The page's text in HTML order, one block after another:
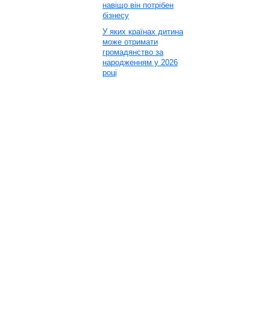
навіщо він потрібен
бізнесу
У яких країнах дитина
може отримати
громадянство за
народженням у 2026
році